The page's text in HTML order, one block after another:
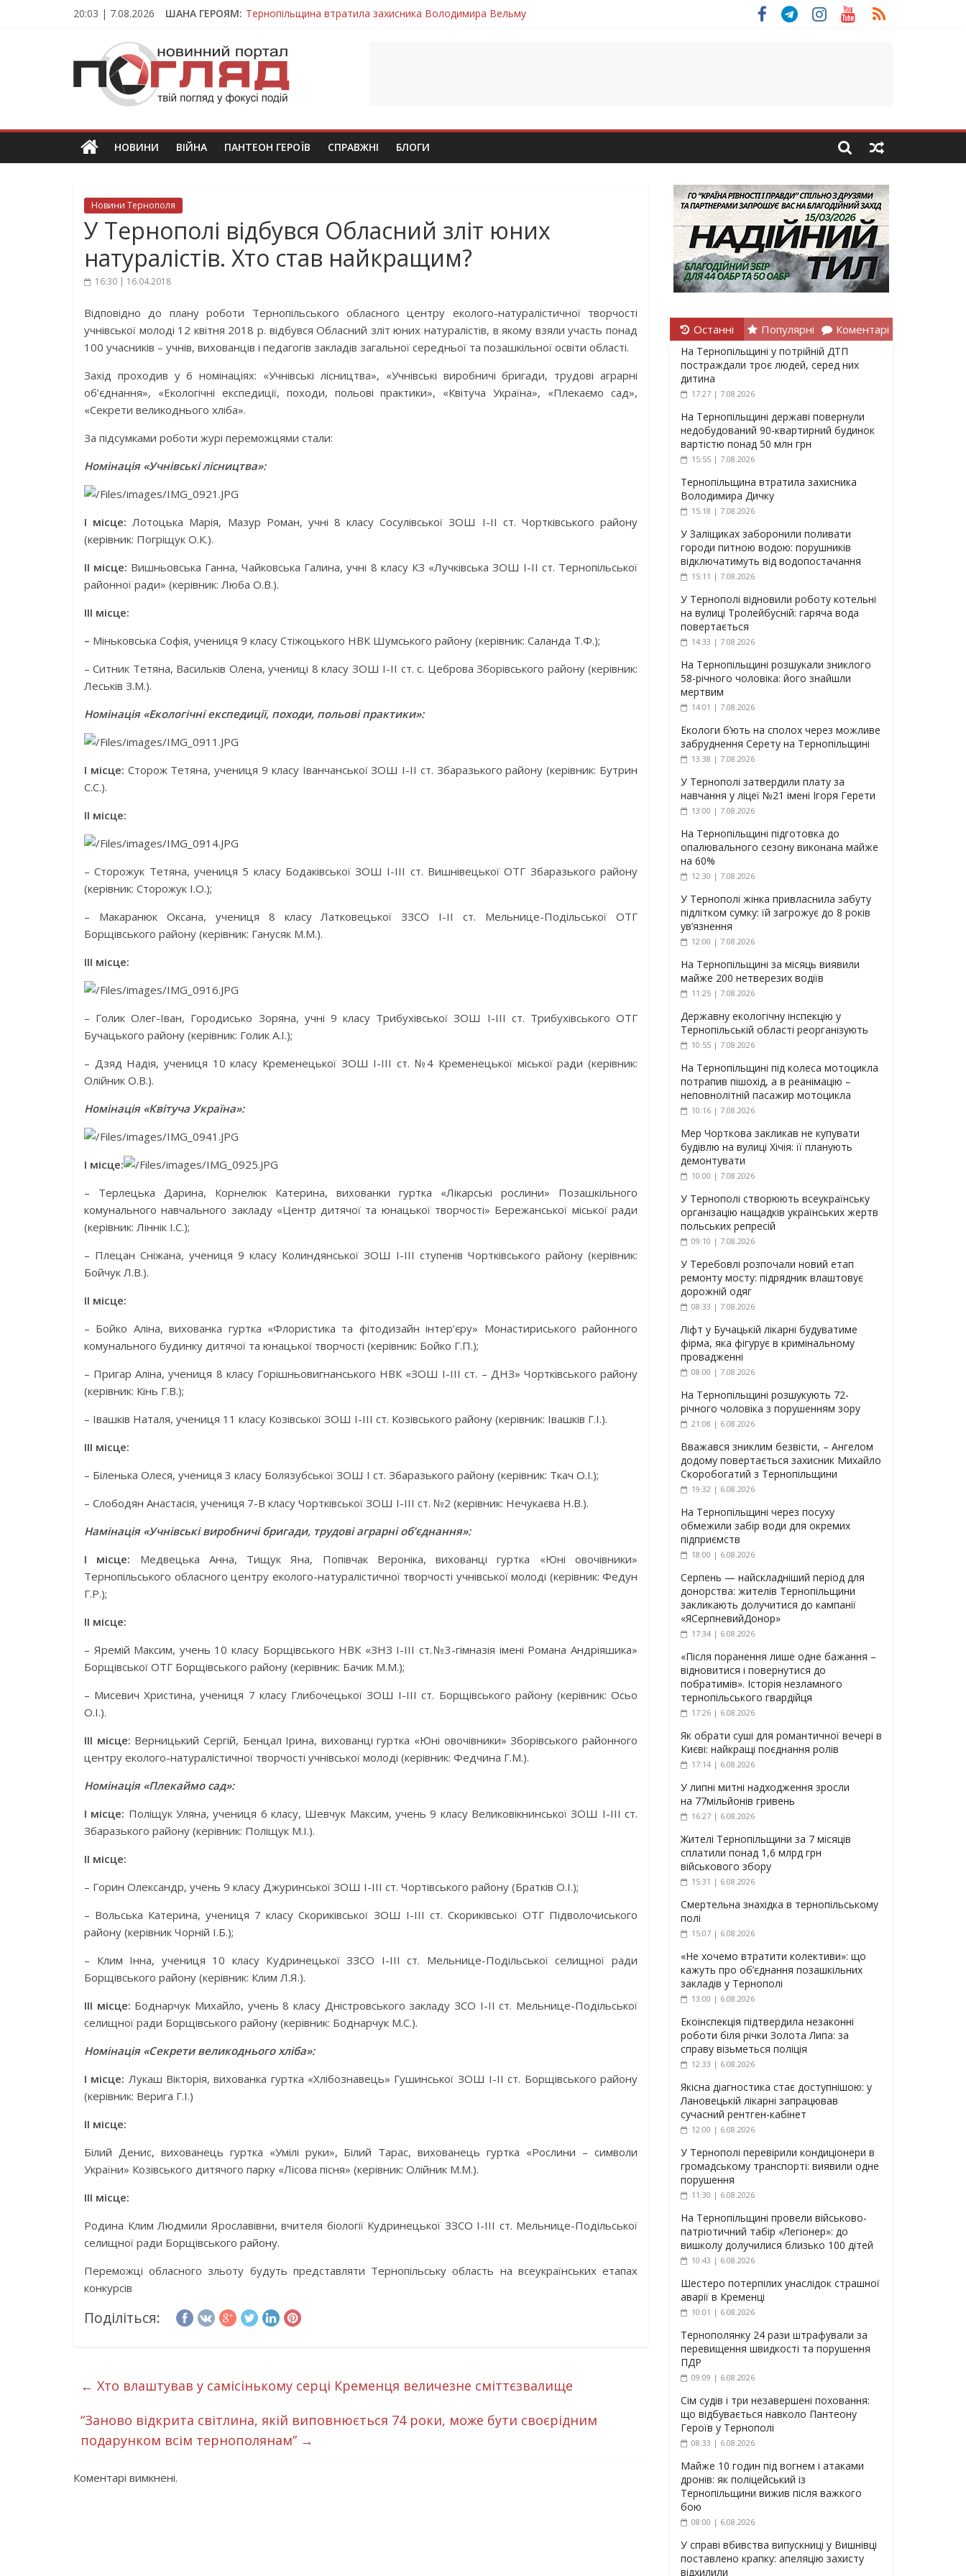
20:03 | 7.08.2026 ШАНА ГЕРОЯМ: Тернопільщина втратила захисника Володимира Вельму
Тернопільщина втратила захисника Володимира Дичку
Вважався зниклим безвісти, – Ангелом додому повертається захисник Михайло Скоробогатий з Тернопільщини
На війні загинув молодий захисник Дмитро Березко з Тернопільщини
ПОГЛЯД
Новини
Тернополя.
новини
та
НОВИНИ ВІЙНА ПАНТЕОН ГЕРОЇВ СПРАВЖНІ БЛОГИ
Новини Тернополя
У Тернополі відбувся Обласний зліт юних
натуралістів. Хто став найкращим?
16:30 | 16.04.2018
Відповідно до плану роботи Тернопільського обласного центру еколого-натуралістичної творчості
учнівської молоді 12 квітня 2018 р. відбувся Обласний зліт юних натуралістів, в якому взяли участь понад
100 учасників – учнів, вихованців і педагогів закладів загальної середньої та позашкільної освіти області.
Захід проходив у 6 номінаціях: «Учнівські лісництва», «Учнівські виробничі бригади, трудові аграрні
об’єднання», «Екологічні експедиції, походи, польові практики», «Квітуча Україна», «Плекаємо сад»,
«Секрети великоднього хліба».
За підсумками роботи журі переможцями стали:
Номінація «Учнівські лісництва»:
І місце: Лотоцька Марія, Мазур Роман, учні 8 класу Сосулівської ЗОШ І-ІІ ст. Чортківського району
(керівник: Погріщук О.К.).
ІІ місце: Вишньовська Ганна, Чайковська Галина, учні 8 класу КЗ «Лучківська ЗОШ І-ІІ ст. Тернопільської
районної ради» (керівник: Люба О.В.).
ІІІ місце:
– Міньковська Софія, учениця 9 класу Стіжоцького НВК Шумського району (керівник: Саланда Т.Ф.);
– Ситник Тетяна, Васильків Олена, учениці 8 класу ЗОШ І-ІІ ст. с. Цеброва Зборівського району (керівник:
Леськів З.М.).
Номінація «Екологічні експедиції, походи, польові практики»:
І місце: Сторож Тетяна, учениця 9 класу Іванчанської ЗОШ І-ІІ ст. Збаразького району (керівник: Бутрин
С.С.).
ІІ місце:
– Сторожук Тетяна, учениця 5 класу Бодаківської ЗОШ І-ІІІ ст. Вишнівецької ОТГ Збаразького району
(керівник: Сторожук І.О.);
– Макаранюк Оксана, учениця 8 класу Латковецької ЗЗСО І-ІІ ст. Мельнице-Подільської ОТГ
Борщівського району (керівник: Ганусяк М.М.).
ІІІ місце:
– Голик Олег-Іван, Городисько Зоряна, учні 9 класу Трибухівської ЗОШ І-ІІІ ст. Трибухівського ОТГ
Бучацького району (керівник: Голик А.І.);
– Дзяд Надія, учениця 10 класу Кременецької ЗОШ І-ІІІ ст. №4 Кременецької міської ради (керівник:
Олійник О.В.).
Номінація «Квітуча Україна»:
І місце:
– Терлецька Дарина, Корнелюк Катерина, вихованки гуртка «Лікарські рослини» Позашкільного
комунального навчального закладу «Центр дитячої та юнацької творчості» Бережанської міської ради
(керівник: Ліннік І.С.);
– Плецан Сніжана, учениця 9 класу Колиндянської ЗОШ І-ІІІ ступенів Чортківського району (керівник:
Бойчук Л.В.).
ІІ місце:
– Бойко Аліна, вихованка гуртка «Флористика та фітодизайн інтер’єру» Монастириського районного
комунального будинку дитячої та юнацької творчості (керівник: Бойко Г.П.);
– Пригар Аліна, учениця 8 класу Горішньовигнанського НВК «ЗОШ І-ІІІ ст. – ДНЗ» Чортківського району
(керівник: Кінь Г.В.);
– Івашків Наталя, учениця 11 класу Козівської ЗОШ І-ІІІ ст. Козівського району (керівник: Івашків Г.І.).
ІІІ місце:
– Біленька Олеся, учениця 3 класу Болязубської ЗОШ І ст. Збаразького району (керівник: Ткач О.І.);
– Слободян Анастасія, учениця 7-В класу Чортківської ЗОШ І-ІІІ ст. №2 (керівник: Нечукаєва Н.В.).
Намінація «Учнівські виробничі бригади, трудові аграрні об’єднання»:
І місце: Медвецька Анна, Тищук Яна, Попівчак Вероніка, вихованці гуртка «Юні овочівники»
Тернопільського обласного центру еколого-натуралістичної творчості учнівської молоді (керівник: Федун
Г.Р.);
ІІ місце:
– Яремій Максим, учень 10 класу Борщівського НВК «ЗНЗ І-ІІІ ст.№3-гімназія імені Романа Андріяшика»
Борщівської ОТГ Борщівського району (керівник: Бачик М.М.);
– Мисевич Христина, учениця 7 класу Глибочецької ЗОШ І-ІІІ ст. Борщівського району (керівник: Осьо
О.І.).
ІІІ місце: Верницький Сергій, Бенцал Ірина, вихованці гуртка «Юні овочівники» Зборівського районного
центру еколого-натуралістичної творчості учнівської молоді (керівник: Федчина Г.М.).
Номінація «Плекаймо сад»:
І місце: Поліщук Уляна, учениця 6 класу, Шевчук Максим, учень 9 класу Великовікнинської ЗОШ І-ІІІ ст.
Збаразького району (керівник: Поліщук М.І.).
ІІ місце:
– Горин Олександр, учень 9 класу Джуринської ЗОШ І-ІІІ ст. Чортівського району (Братків О.І.);
– Вольська Катерина, учениця 7 класу Скориківської ЗОШ І-ІІІ ст. Скориківської ОТГ Підволочиського
району (керівник Чорній І.Б.);
– Клим Інна, учениця 10 класу Кудринецької ЗЗСО І-ІІІ ст. Мельнице-Подільської селищної ради
Борщівського району (керівник: Клим Л.Я.).
ІІІ місце: Боднарчук Михайло, учень 8 класу Дністровського закладу ЗСО І-ІІ ст. Мельнице-Подільської
селищної ради Борщівського району (керівник: Боднарчук М.С.).
Номінація «Секрети великоднього хліба»:
І місце: Лукаш Вікторія, вихованка гуртка «Хлібознавець» Гушинської ЗОШ І-ІІ ст. Борщівського району
(керівник: Верига Г.І.)
ІІ місце:
Білий Денис, вихованець гуртка «Умілі руки», Білий Тарас, вихованець гуртка «Рослини – символи
України» Козівського дитячого парку «Лісова пісня» (керівник: Олійник М.М.).
ІІІ місце:
Родина Клим Людмили Ярославівни, вчителя біології Кудринецької ЗЗСО І-ІІІ ст. Мельнице-Подільської
селищної ради Борщівського району.
Переможці обласного зльоту будуть представляти Тернопільську область на всеукраїнських етапах
конкурсів
Поділіться:
← Хто влаштував у самісінькому серці Кременця величезне сміттєзвалище
“Заново відкрита світлина, якій виповнюється 74 роки, може бути своєрідним
подарунком всім тернополянам” →
Коментарі вимкнені.
Останні Популярні Коментарі
На Тернопільщині у потрійній ДТП
постраждали троє людей, серед них
дитина
17:27 | 7.08.2026
На Тернопільщині державі повернули
недобудований 90-квартирний будинок
вартістю понад 50 млн грн
15:55 | 7.08.2026
Тернопільщина втратила захисника
Володимира Дичку
15:18 | 7.08.2026
У Заліщиках заборонили поливати
городи питною водою: порушників
відключатимуть від водопостачання
15:11 | 7.08.2026
У Тернополі відновили роботу котельні
на вулиці Тролейбусній: гаряча вода
повертається
14:33 | 7.08.2026
На Тернопільщині розшукали зниклого
58-річного чоловіка: його знайшли
мертвим
14:01 | 7.08.2026
Екологи б’ють на сполох через можливе
забруднення Серету на Тернопільщині
13:38 | 7.08.2026
У Тернополі затвердили плату за
навчання у ліцеї №21 імені Ігоря Герети
13:00 | 7.08.2026
На Тернопільщині підготовка до
опалювального сезону виконана майже
на 60%
12:30 | 7.08.2026
У Тернополі жінка привласнила забуту
підлітком сумку: їй загрожує до 8 років
ув’язнення
12:00 | 7.08.2026
На Тернопільщині за місяць виявили
майже 200 нетверезих водіїв
11:25 | 7.08.2026
Державну екологічну інспекцію у
Тернопільській області реорганізують
10:55 | 7.08.2026
На Тернопільщині під колеса мотоцикла
потрапив пішохід, а в реанімацію –
неповнолітній пасажир мотоцикла
10:16 | 7.08.2026
Мер Чорткова закликав не купувати
будівлю на вулиці Хічія: її планують
демонтувати
10:00 | 7.08.2026
У Тернополі створюють всеукраїнську
організацію нащадків українських жертв
польських репресій
09:10 | 7.08.2026
У Теребовлі розпочали новий етап
ремонту мосту: підрядник влаштовує
дорожній одяг
08:33 | 7.08.2026
Ліфт у Бучацькій лікарні будуватиме
фірма, яка фігурує в кримінальному
провадженні
08:00 | 7.08.2026
На Тернопільщині розшукують 72-
річного чоловіка з порушенням зору
21:08 | 6.08.2026
Вважався зниклим безвісти, – Ангелом
додому повертається захисник Михайло
Скоробогатий з Тернопільщини
19:32 | 6.08.2026
На Тернопільщині через посуху
обмежили забір води для окремих
підприємств
18:00 | 6.08.2026
Серпень — найскладніший період для
донорства: жителів Тернопільщини
закликають долучитися до кампанії
«ЯСерпневийДонор»
17:34 | 6.08.2026
«Після поранення лише одне бажання –
відновитися і повернутися до
побратимів». Історія незламного
тернопільського гвардійця
17:26 | 6.08.2026
Як обрати суші для романтичної вечері в
Києві: найкращі поєднання ролів
17:14 | 6.08.2026
У липні митні надходження зросли
на 77мільйонів гривень
16:27 | 6.08.2026
Жителі Тернопільщини за 7 місяців
сплатили понад 1,6 млрд грн
військового збору
15:31 | 6.08.2026
Смертельна знахідка в тернопільському
полі
15:07 | 6.08.2026
«Не хочемо втратити колективи»: що
кажуть про об’єднання позашкільних
закладів у Тернополі
13:00 | 6.08.2026
Екоінспекція підтвердила незаконні
роботи біля річки Золота Липа: за
справу візьметься поліція
12:33 | 6.08.2026
Якісна діагностика стає доступнішою: у
Лановецькій лікарні запрацював
сучасний рентген-кабінет
12:00 | 6.08.2026
У Тернополі перевірили кондиціонери в
громадському транспорті: виявили одне
порушення
11:30 | 6.08.2026
На Тернопільщині провели військово-
патріотичний табір «Легіонер»: до
вишколу долучилися близько 100 дітей
10:43 | 6.08.2026
Шестеро потерпілих унаслідок страшної
аварії в Кременці
10:01 | 6.08.2026
Тернополянку 24 рази штрафували за
перевищення швидкості та порушення
ПДР
09:09 | 6.08.2026
Сім судів і три незавершені поховання:
що відбувається навколо Пантеону
Героїв у Тернополі
08:33 | 6.08.2026
Майже 10 годин під вогнем і атаками
дронів: як поліцейський із
Тернопільщини вижив після важкого
бою
08:00 | 6.08.2026
У справі вбивства випускниці у Вишнівці
поставлено крапку: апеляцію захисту
відхилили